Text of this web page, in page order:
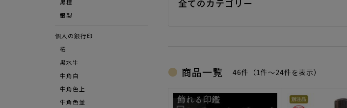
⿊檀
銀製
個人の銀行印
柘
黒水牛
牛角白
牛角色上
牛角色並
全てのカテゴリー
商品一覧 46件（1件〜24件を表示）